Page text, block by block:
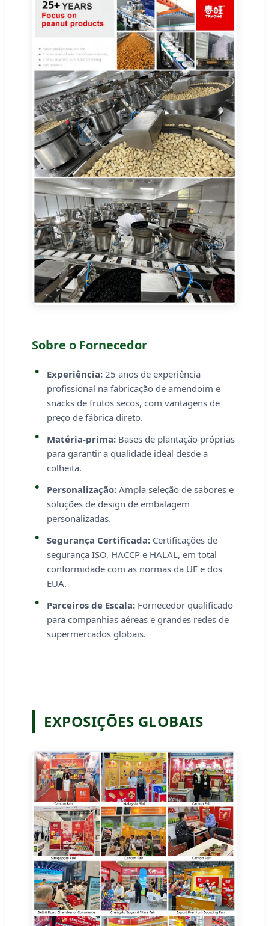
Sobre o Fornecedor
Experiência: 25 anos de experiência
profissional na fabricação de amendoim e
snacks de frutos secos, com vantagens de
preço de fábrica direto.
Matéria-prima: Bases de plantação próprias
para garantir a qualidade ideal desde a
colheita.
Personalização: Ampla seleção de sabores e
soluções de design de embalagem
personalizadas.
Segurança Certificada: Certificações de
segurança ISO, HACCP e HALAL, em total
conformidade com as normas da UE e dos
EUA.
Parceiros de Escala: Fornecedor qualificado
para companhias aéreas e grandes redes de
supermercados globais.
EXPOSIÇÕES GLOBAIS